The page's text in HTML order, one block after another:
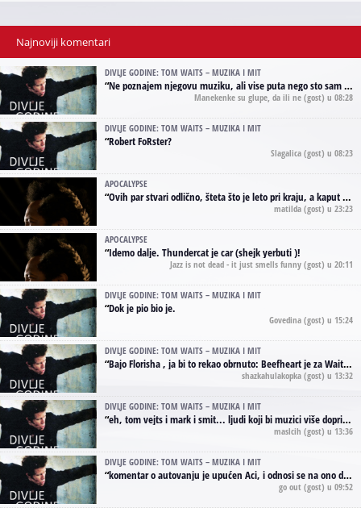
Najnoviji komentari
DIVLJE GODINE: TOM WAITS – MUZIKA I MIT
“Ne poznajem njegovu muziku, ali vise puta nego sto sam to zazeleo gledao sam njegove umjetnicke slike na raznim stranama interneta. Te stoga zakljucujem da je Tom Waits Lady Gaga muzike namrstenih, ma
Manekenke su glupe, da ili ne (gost) u 08:28
DIVLJE GODINE: TOM WAITS – MUZIKA I MIT
“Robert FoRster?
Slagalica (gost) u 08:23
APOCALYPSE
“Ovih par stvari odlično, šteta što je leto pri kraju, a kaput koji te vervoatno podseća na pirotski ćilim je iz tradicije Navaho indijanaca ;)
matilda (gost) u 23:23
APOCALYPSE
“Idemo dalje. Thundercat je car (shejk yerbuti )!
Jazz is not dead - it just smells funny (gost) u 20:11
DIVLJE GODINE: TOM WAITS – MUZIKA I MIT
“Dok je pio bio je.
Govedina (gost) u 15:24
DIVLJE GODINE: TOM WAITS – MUZIKA I MIT
“Bajo Florisha , ja bi to rekao obrnuto: Beefheart je za Waitsa, isto sto i Hendrix za Lenny Kravitza
shazkahulakopka (gost) u 13:32
DIVLJE GODINE: TOM WAITS – MUZIKA I MIT
“eh, tom vejts i mark i smit... ljudi koji bi muzici više doprineli da su radili kao vozači tramvaja u gsp-u.
maslcih (gost) u 13:36
DIVLJE GODINE: TOM WAITS – MUZIKA I MIT
“komentar o autovanju je upućen Aci, i odnosi se na ono drugo autovanje...'senzualnost Waitsa' ;)
go out (gost) u 09:52